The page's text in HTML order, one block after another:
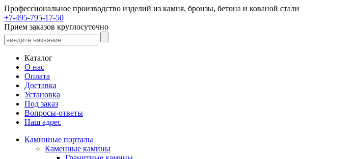
Профессиональное производство изделий из камня, бронзы, бетона и кованой стали
+7-495-795-17-50
Прием заказов круглосуточно
Каталог
О нас
Оплата
Доставка
Установка
Под заказ
Вопросы-ответы
Наш адрес
Каминные порталы
Каменные камины